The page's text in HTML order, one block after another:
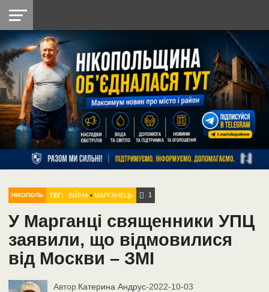
НІКОПОЛЬ
РАЙОН
СІЧЕСЛАВСЬКА
УКРАЇНА
РЕТРО
НІКОПОЛЬ
ЛАЙТ
УКРАЇНА
ДОПОМОГА
РАДІО
НІКОПОЛЬ ТЕГ: ВІЙНА •МАРГАНЕЦЬ 1
У Марганці священники УПЦ
заявили, що відмовилися
від Москви – ЗМІ
Автор Катерина Андрус-2022-10-03